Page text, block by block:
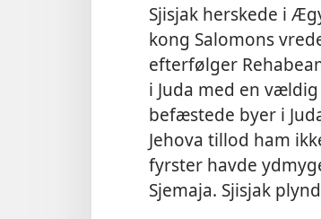
Sjisjak herskede i
kong Salomons
efterfølger
i Juda med en
befæstede byer i
Jehova tillod ham
fyrster havde
Sjemaja. Sjisjak